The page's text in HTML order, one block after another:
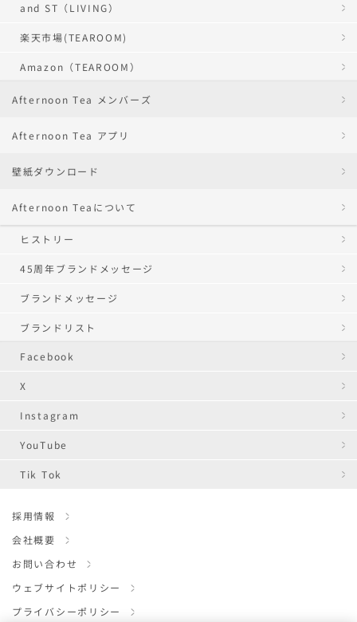
and ST（LIVING）
楽天市場(TEAROOM)
Amazon（TEAROOM）
Afternoon Tea メンバーズ
Afternoon Tea アプリ
壁紙ダウンロード
Afternoon Teaについて
ヒストリー
45周年ブランドメッセージ
ブランドメッセージ
ブランドリスト
Facebook
X
Instagram
YouTube
Tik Tok
採用情報
会社概要
お問い合わせ
ウェブサイトポリシー
プライバシーポリシー